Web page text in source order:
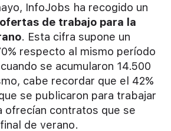
InfoJobs ha recogido un
de trabajo para la
. Esta cifra supone un
respecto al mismo período
se acumularon 14.500
cabe recordar que el 42%
se publicaron para trabajar
ofrecían contratos que se
de verano.